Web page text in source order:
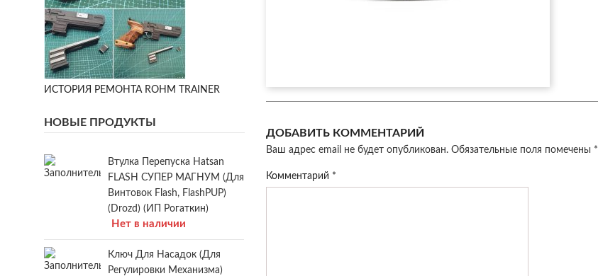
ДОБАВИТЬ КОММЕНТАРИЙ
Ваш адрес email не будет опубликован. Обязательные поля помечены *
Комментарий *
ИСТОРИЯ РЕМОНТА ROHM TRAINER
НОВЫЕ ПРОДУКТЫ
Втулка Перепуска Hatsan
FLASH СУПЕР МАГНУМ (для
Винтовок Flash, FlashPUP)
(Drozd) (ИП Рогаткин)
Нет в наличии
Ключ Для Насадок (для
Регулировки Механизма)